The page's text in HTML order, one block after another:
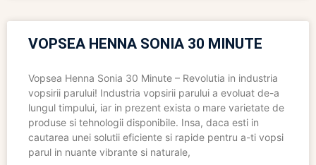
VOPSEA HENNA SONIA 30 MINUTE
Vopsea Henna Sonia 30 Minute – Revolutia in industria
vopsirii parului! Industria vopsirii parului a evoluat de-a
lungul timpului, iar in prezent exista o mare varietate de
produse si tehnologii disponibile. Insa, daca esti in
cautarea unei solutii eficiente si rapide pentru a-ti vopsi
parul in nuante vibrante si naturale,